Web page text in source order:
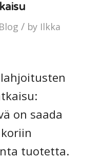
Blog / by Ilkka
on saada
tuotetta.